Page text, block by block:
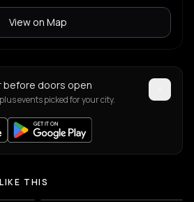
View on Map
before doors open
events picked for your city.
THIS